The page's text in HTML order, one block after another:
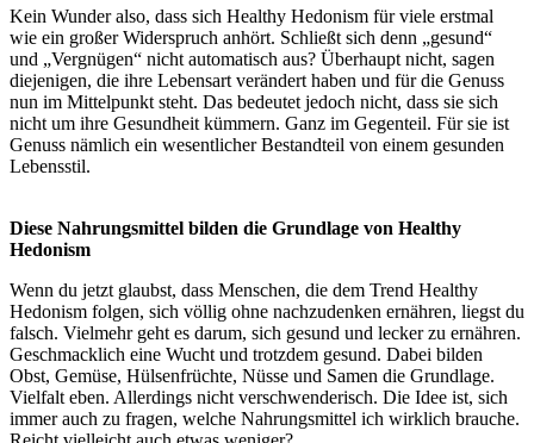
Kein Wunder also, dass sich Healthy Hedonism für viele erstmal
wie ein großer Widerspruch anhört. Schließt sich denn „gesund“
und „Vergnügen“ nicht automatisch aus? Überhaupt nicht, sagen
diejenigen, die ihre Lebensart verändert haben und für die Genuss
nun im Mittelpunkt steht. Das bedeutet jedoch nicht, dass sie sich
nicht um ihre Gesundheit kümmern. Ganz im Gegenteil. Für sie ist
Genuss nämlich ein wesentlicher Bestandteil von einem gesunden
Lebensstil.
Diese Nahrungsmittel bilden die Grundlage von Healthy
Hedonism
Wenn du jetzt glaubst, dass Menschen, die dem Trend Healthy
Hedonism folgen, sich völlig ohne nachzudenken ernähren, liegst du
falsch. Vielmehr geht es darum, sich gesund und lecker zu ernähren.
Geschmacklich eine Wucht und trotzdem gesund. Dabei bilden
Obst, Gemüse, Hülsenfrüchte, Nüsse und Samen die Grundlage.
Vielfalt eben. Allerdings nicht verschwenderisch. Die Idee ist, sich
immer auch zu fragen, welche Nahrungsmittel ich wirklich brauche.